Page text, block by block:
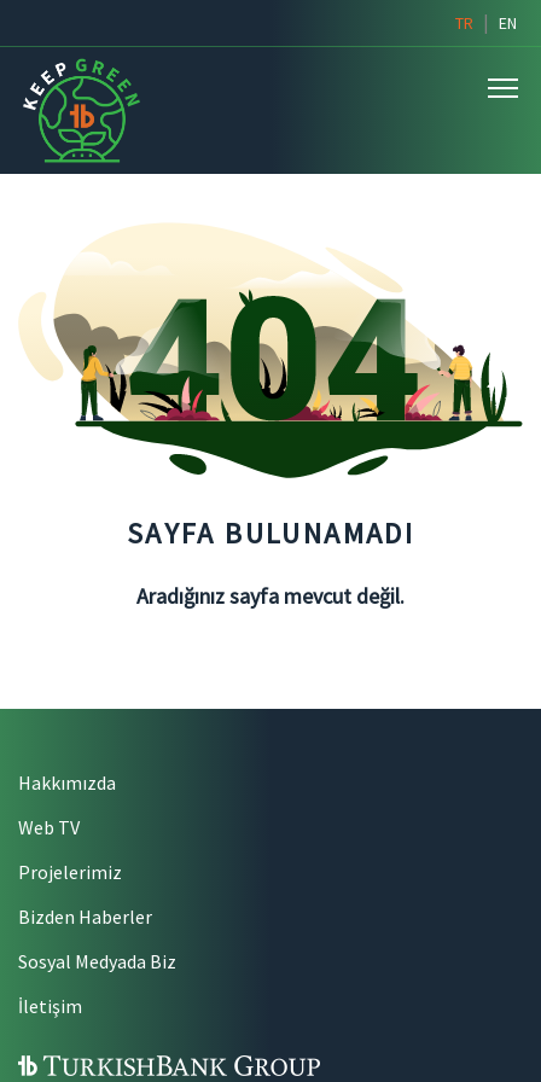
TR | EN
SAYFA BULUNAMADI
Aradığınız sayfa mevcut değil.
Hakkımızda
Web TV
Projelerimiz
Bizden Haberler
Sosyal Medyada Biz
İletişim